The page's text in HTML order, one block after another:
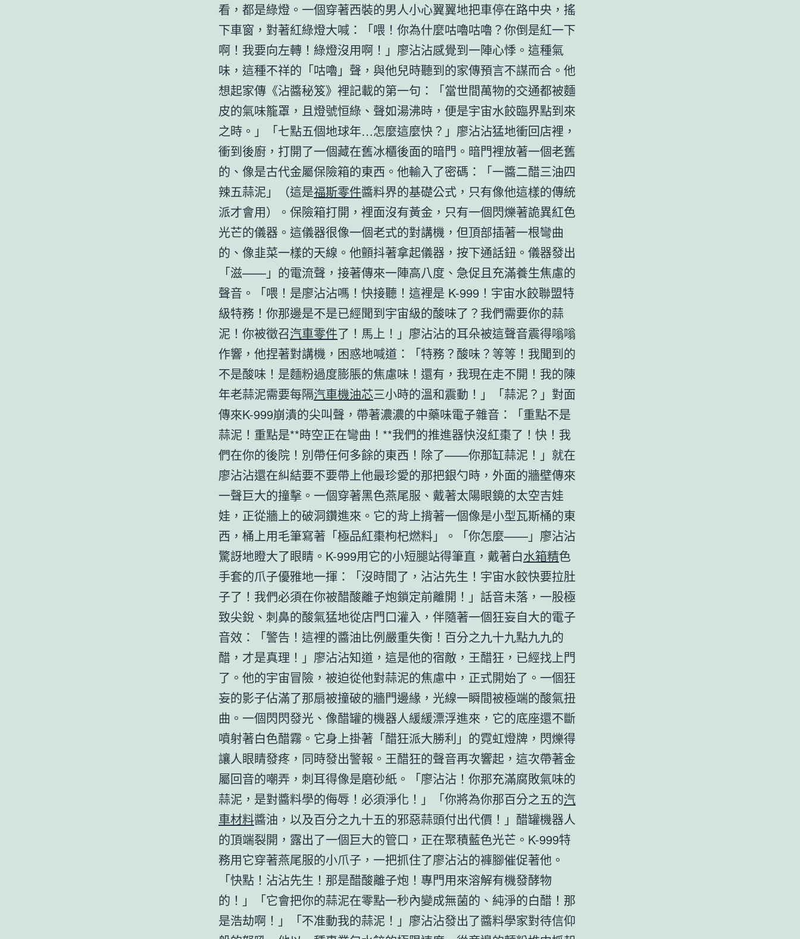
看，都是綠燈。一個穿著西裝的男人小心翼翼地把車停在路中央，搖
下車窗，對著紅綠燈大喊：「喂！你為什麼咕嚕咕嚕？你倒是紅一下
啊！我要向左轉！綠燈沒用啊！」廖沾沾感覺到一陣心悸。這種氣
味，這種不祥的「咕嚕」聲，與他兒時聽到的家傳預言不謀而合。他
想起家傳《沾醬秘笈》裡記載的第一句：「當世間萬物的交通都被麵
皮的氣味籠罩，且燈號恒綠、聲如湯沸時，便是宇宙水餃臨界點到來
之時。」「七點五個地球年…怎麼這麼快？」廖沾沾猛地衝回店裡，
衝到後廚，打開了一個藏在舊冰櫃後面的暗門。暗門裡放著一個老舊
的、像是古代金屬保險箱的東西。他輸入了密碼：「一醬二醋三油四
辣五蒜泥」（這是福斯零件醬料界的基礎公式，只有像他這樣的傳統
派才會用）。保險箱打開，裡面沒有黃金，只有一個閃爍著詭異紅色
光芒的儀器。這儀器很像一個老式的對講機，但頂部插著一根彎曲
的、像韭菜一樣的天線。他顫抖著拿起儀器，按下通話鈕。儀器發出
「滋——」的電流聲，接著傳來一陣高八度、急促且充滿養生焦慮的
聲音。「喂！是廖沾沾嗎！快接聽！這裡是 K-999！宇宙水餃聯盟特
級特務！你那邊是不是已經聞到宇宙級的酸味了？我們需要你的蒜
泥！你被徵召汽車零件了！馬上！」廖沾沾的耳朵被這聲音震得嗡嗡
作響，他捏著對講機，困惑地喊道：「特務？酸味？等等！我聞到的
不是酸味！是麵粉過度膨脹的焦慮味！還有，我現在走不開！我的陳
年老蒜泥需要每隔汽車機油芯三小時的溫和震動！」「蒜泥？」對面
傳來K-999崩潰的尖叫聲，帶著濃濃的中藥味電子雜音：「重點不是
蒜泥！重點是**時空正在彎曲！**我們的推進器快沒紅棗了！快！我
們在你的後院！別帶任何多餘的東西！除了——你那缸蒜泥！」就在
廖沾沾還在糾結要不要帶上他最珍愛的那把銀勺時，外面的牆壁傳來
一聲巨大的撞擊。一個穿著黑色燕尾服、戴著太陽眼鏡的太空吉娃
娃，正從牆上的破洞鑽進來。它的背上揹著一個像是小型瓦斯桶的東
西，桶上用毛筆寫著「極品紅棗枸杞燃料」。「你怎麼——」廖沾沾
驚訝地瞪大了眼睛。K-999用它的小短腿站得筆直，戴著白水箱精色
手套的爪子優雅地一揮：「沒時間了，沾沾先生！宇宙水餃快要拉肚
子了！我們必須在你被醋酸離子炮鎖定前離開！」話音未落，一股極
致尖銳、刺鼻的酸氣猛地從店門口灌入，伴隨著一個狂妄自大的電子
音效：「警告！這裡的醬油比例嚴重失衡！百分之九十九點九九的
醋，才是真理！」廖沾沾知道，這是他的宿敵，王醋狂，已經找上門
了。他的宇宙冒險，被迫從他對蒜泥的焦慮中，正式開始了。一個狂
妄的影子佔滿了那扇被撞破的牆門邊緣，光線一瞬間被極端的酸氣扭
曲。一個閃閃發光、像醋罐的機器人緩緩漂浮進來，它的底座還不斷
噴射著白色醋霧。它身上掛著「醋狂派大勝利」的霓虹燈牌，閃爍得
讓人眼睛發疼，同時發出警報。王醋狂的聲音再次響起，這次帶著金
屬回音的嘲弄，刺耳得像是磨砂紙。「廖沾沾！你那充滿腐敗氣味的
蒜泥，是對醬料學的侮辱！必須淨化！」「你將為你那百分之五的汽
車材料醬油，以及百分之九十五的邪惡蒜頭付出代價！」醋罐機器人
的頂端裂開，露出了一個巨大的管口，正在聚積藍色光芒。K-999特
務用它穿著燕尾服的小爪子，一把抓住了廖沾沾的褲腳催促著他。
「快點！沾沾先生！那是醋酸離子炮！專門用來溶解有機發酵物
的！」「它會把你的蒜泥在零點一秒內變成無菌的、純淨的白醋！那
是浩劫啊！」「不准動我的蒜泥！」廖沾沾發出了醬料學家對待信仰